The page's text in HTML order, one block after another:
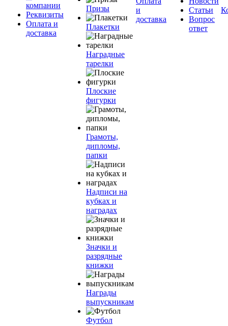
компании
Реквизиты
Оплата и
доставка
Призы
Плакетки
Наградные
тарелки
Плоские
фигурки
Грамоты,
дипломы,
папки
Надписи на
кубках и
наградах
Значки и
разрядные
книжки
Награды
выпускникам
Футбол
и
доставка
Статьи
Вопрос
ответ